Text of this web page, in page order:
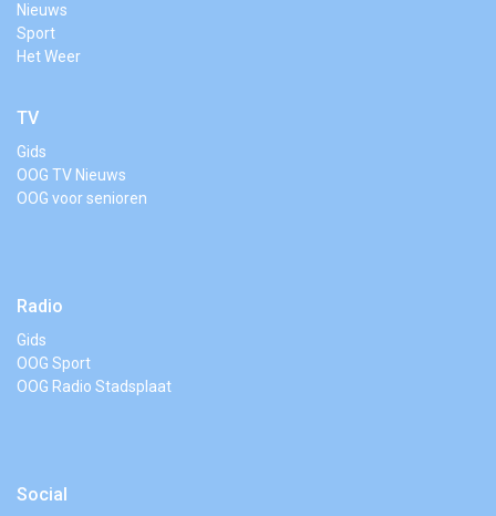
Nieuws
Sport
Het Weer
TV
Gids
OOG TV Nieuws
OOG voor senioren
Radio
Gids
OOG Sport
OOG Radio Stadsplaat
Social